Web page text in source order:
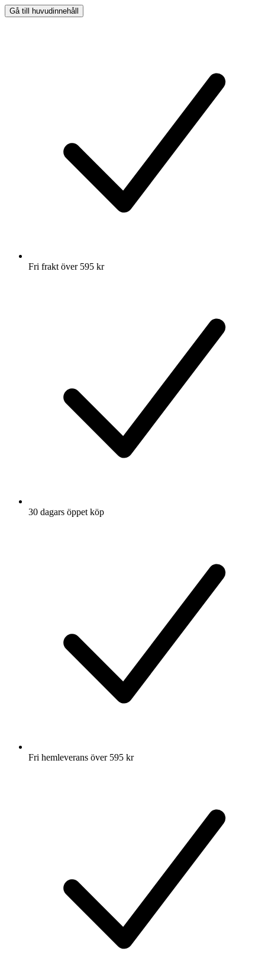
Gå till huvudinnehåll
Fri frakt över 595 kr
30 dagars öppet köp
Fri hemleverans över 595 kr